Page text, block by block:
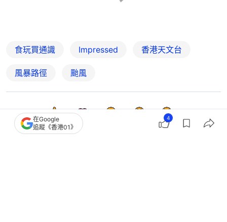
食玩買通識 Impressed 香港天文台
風暴路徑 颱風
7
在Google
追蹤《香港01》
4